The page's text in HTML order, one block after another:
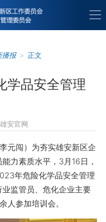
播报 > 正文
学品安全管理
安官网
闯）为夯实雄安新区企
力素质水平，3月16日，
年危险化学品安全管理
监管员、危化企业主要
人参加培训会。